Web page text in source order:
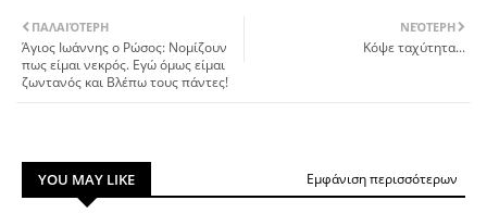
ΝΕΌΤΕΡΗ
Κόψε ταχύτητα...
ΠΑΛΑΙΌΤΕΡΗ
Άγιος Ιωάννης ο Ρώσος: Νομίζουν
πως είμαι νεκρός. Εγώ όμως είμαι
ζωντανός και Βλέπω τους πάντες!
YOU MAY LIKE Εμφάνιση περισσότερων